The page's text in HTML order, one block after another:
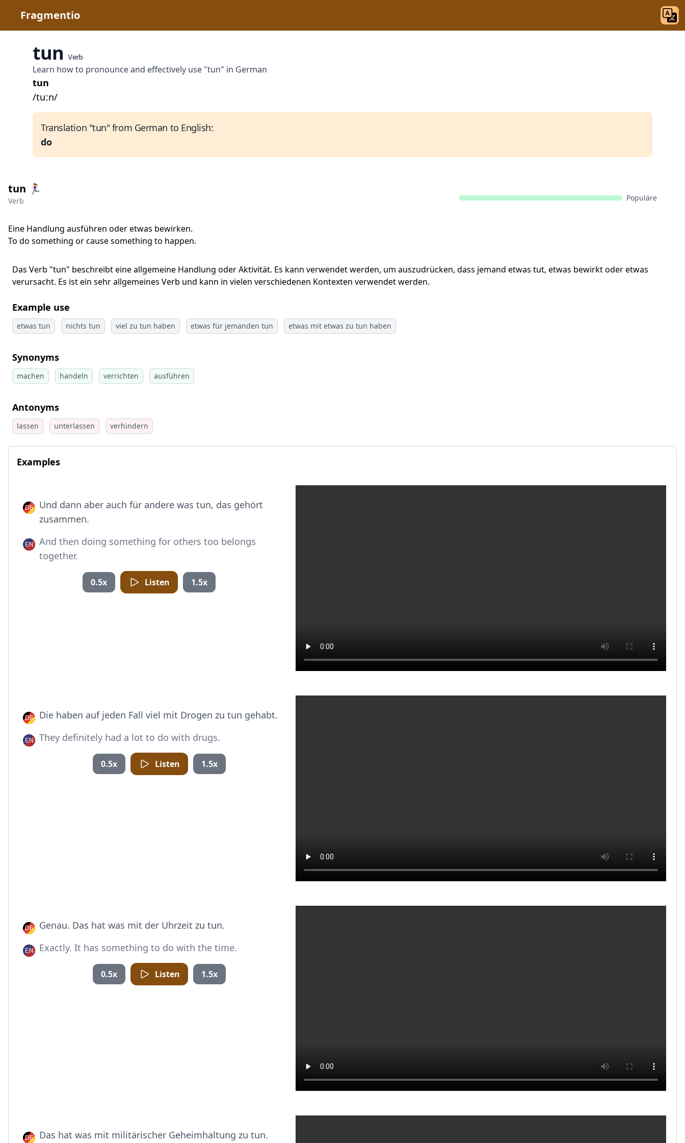
Fragmentio
tunVerb
Learn how to pronounce and effectively use "tun" in German
tun
/tuːn/
Translation "tun" from German to English:
do
tun 🏃‍♀
Verb Populäre
Eine Handlung ausführen oder etwas bewirken.
To do something or cause something to happen.
Das Verb "tun" beschreibt eine allgemeine Handlung oder Aktivität. Es kann verwendet werden, um auszudrücken, dass jemand etwas tut, etwas bewirkt oder etwas
verursacht. Es ist ein sehr allgemeines Verb und kann in vielen verschiedenen Kontexten verwendet werden.
Example use
etwas tun nichts tun viel zu tun haben etwas für jemanden tun etwas mit etwas zu tun haben
Synonyms
machen handeln verrichten ausführen
Antonyms
lassen unterlassen verhindern
Examples
Und dann aber auch für andere was tun, das gehört
zusammen.
And then doing something for others too belongs
together.
0.5x Listen 1.5x
Die haben auf jeden Fall viel mit Drogen zu tun gehabt.
They definitely had a lot to do with drugs.
0.5x Listen 1.5x
Genau. Das hat was mit der Uhrzeit zu tun.
Exactly. It has something to do with the time.
0.5x Listen 1.5x
Das hat was mit militärischer Geheimhaltung zu tun.